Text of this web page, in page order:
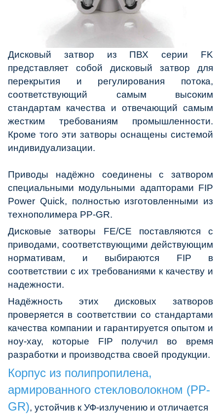
Дисковый затвор из ПВХ серии FK
представляет собой дисковый затвор для
перекрытия и регулирования потока,
соответствующий самым высоким
стандартам качества и отвечающий самым
жестким требованиям промышленности.
Кроме того эти затворы оснащены системой
индивидуализации.
Приводы надёжно соединены с затвором
специальными модульными адапторами FIP
Power Quick, полностью изготовленными из
технополимера PP-GR.
Дисковые затворы FE/CE поставляются с
приводами, соответствующими действующим
нормативам, и выбираются FIP в
соответствии с их требованиями к качеству и
надежности.
Надёжность этих дисковых затворов
проверяется в соответствии со стандартами
качества компании и гарантируется опытом и
ноу-хау, которые FIP получил во время
разработки и производства своей продукции.
Корпус из полипропилена,
армированного стекловолокном (PP-
GR), устойчив к УФ-излучению и отличается